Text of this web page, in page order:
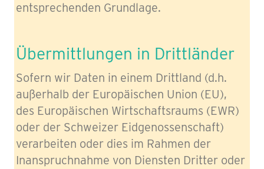
entsprechenden Grundlage.
Übermittlungen in Drittländer
Sofern wir Daten in einem Drittland (d.h.
außerhalb der Europäischen Union (EU),
des Europäischen Wirtschaftsraums (EWR)
oder der Schweizer Eidgenossenschaft)
verarbeiten oder dies im Rahmen der
Inanspruchnahme von Diensten Dritter oder